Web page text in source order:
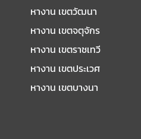
หางาน เขตวัฒนา
หางาน เขตจตุจักร
หางาน เขตราชเทวี
หางาน เขตประเวศ
หางาน เขตบางนา